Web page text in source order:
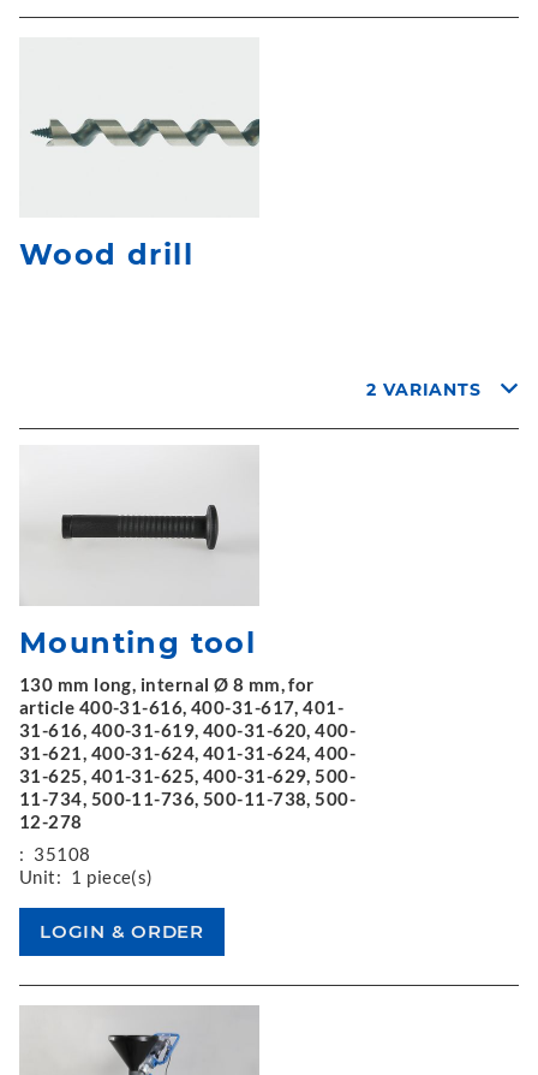
Wood drill
2 VARIANTS
Mounting tool
130 mm long, internal Ø 8 mm, for
article 400-31-616, 400-31-617, 401-
31-616, 400-31-619, 400-31-620, 400-
31-621, 400-31-624, 401-31-624, 400-
31-625, 401-31-625, 400-31-629, 500-
11-734, 500-11-736, 500-11-738, 500-
12-278
: 35108
Unit: 1 piece(s)